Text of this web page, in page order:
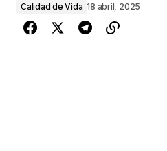
Calidad de Vida 18 abril, 2025